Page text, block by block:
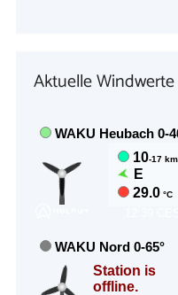
Aktuelle Windwerte